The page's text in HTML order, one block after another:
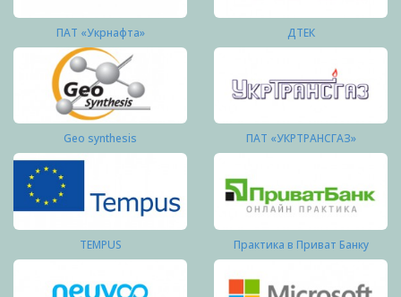
ПАТ «Укрнафта» ДТЕК
Geo synthesis ПАТ «УКРТРАНСГАЗ»
TEMPUS Практика в Приват Банку